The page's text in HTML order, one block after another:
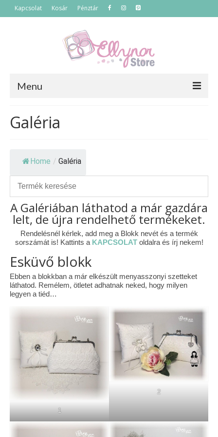
Kapcsolat Kosár Pénztár
Menu
Neszeszerek
Tárcák
Zsebkendő tartók
Bankkártya tartók
Tolltartók
Mobiltelefon tartók
Tote bag
Piactér
Kosár
Galéria
Hasznos információk
Galéria
Home / Galéria
A Galériában láthatod a már gazdára
lelt, de újra rendelhető termékeket.
Rendelésnél kérlek, add meg a Blokk nevét és a termék
sorszámát is! Kattints a KAPCSOLAToldalra és írj nekem!
Esküvő blokk
Ebben a blokkban a már elkészült menyasszonyi szetteket
láthatod. Remélem, ötletet adhatnak neked, hogy milyen
legyen a tiéd…
1
2